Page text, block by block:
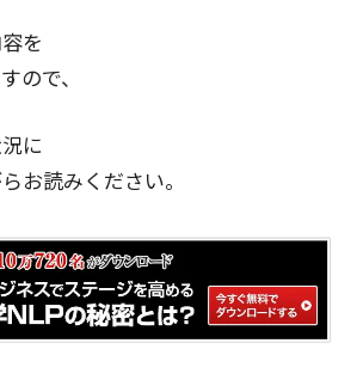
を
ので、
に
お読みください。